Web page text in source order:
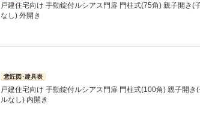
戸建住宅向け 手動錠付ルシアス門扉 門柱式(75角) 親子開き(
なし) 外開き
意匠図･建具表
戸建住宅向け 手動錠付ルシアス門扉 門柱式(100角) 親子開き
ルなし) 内開き